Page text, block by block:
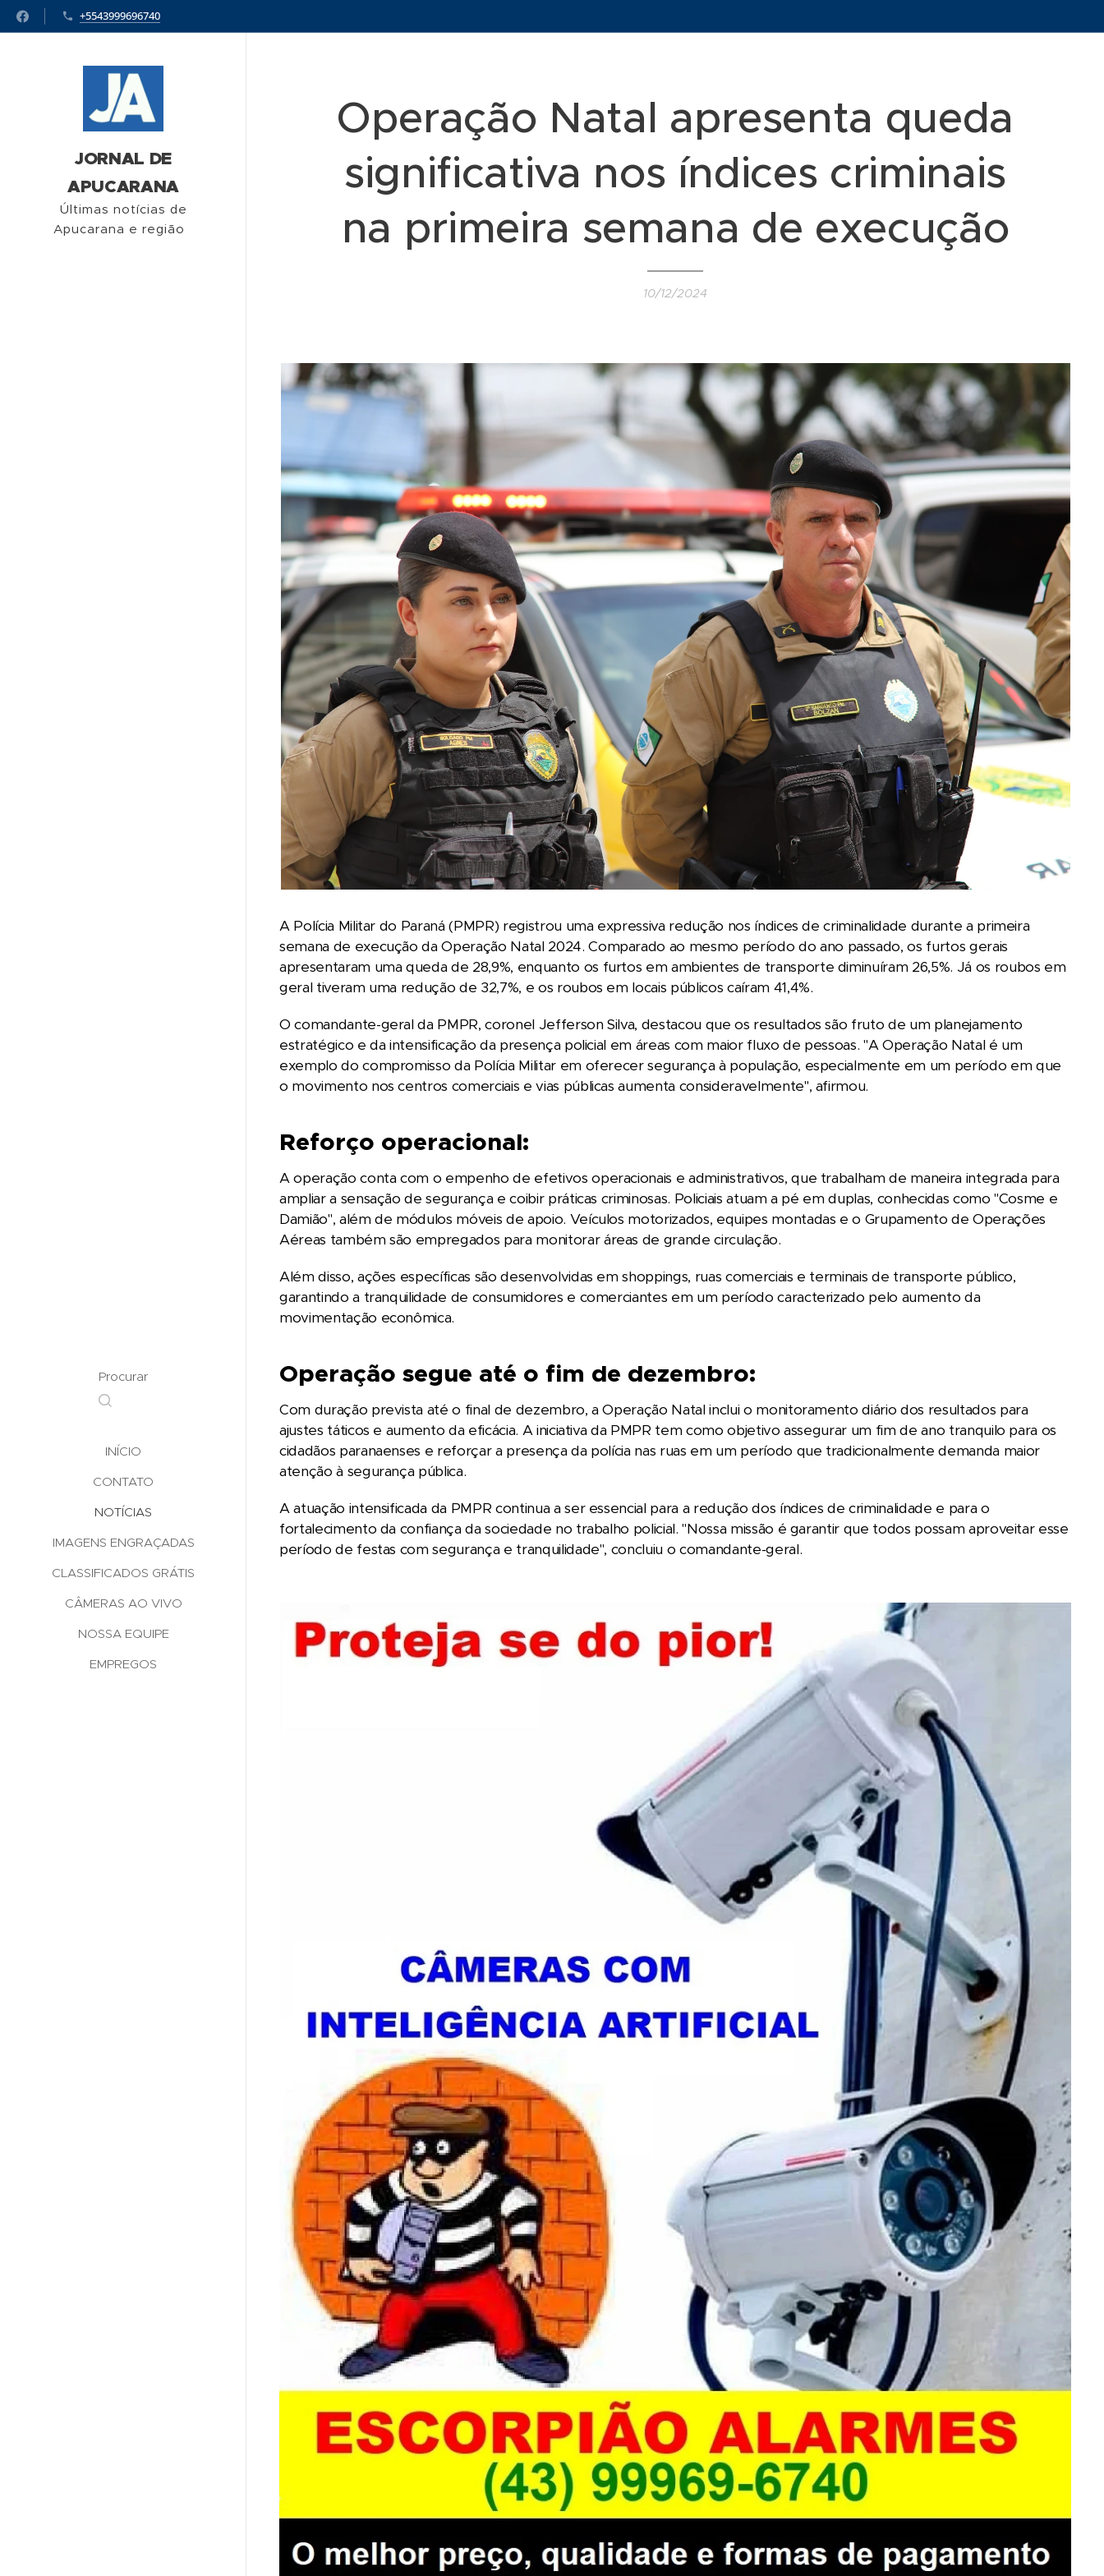
+5543999696740
JORNAL DE
APUCARANA
Últimas notícias de
Apucarana e região
Procurar
INÍCIO
CONTATO
NOTÍCIAS
IMAGENS ENGRAÇADAS
CLASSIFICADOS GRÁTIS
CÂMERAS AO VIVO
NOSSA EQUIPE
EMPREGOS
Operação Natal apresenta queda
significativa nos índices criminais
na primeira semana de execução
10/12/2024
A Polícia Militar do Paraná (PMPR) registrou uma expressiva redução nos índices de criminalidade durante a primeira
semana de execução da Operação Natal 2024. Comparado ao mesmo período do ano passado, os furtos gerais
apresentaram uma queda de 28,9%, enquanto os furtos em ambientes de transporte diminuíram 26,5%. Já os roubos em
geral tiveram uma redução de 32,7%, e os roubos em locais públicos caíram 41,4%.
O comandante-geral da PMPR, coronel Jefferson Silva, destacou que os resultados são fruto de um planejamento
estratégico e da intensificação da presença policial em áreas com maior fluxo de pessoas. "A Operação Natal é um
exemplo do compromisso da Polícia Militar em oferecer segurança à população, especialmente em um período em que
o movimento nos centros comerciais e vias públicas aumenta consideravelmente", afirmou.
Reforço operacional:
A operação conta com o empenho de efetivos operacionais e administrativos, que trabalham de maneira integrada para
ampliar a sensação de segurança e coibir práticas criminosas. Policiais atuam a pé em duplas, conhecidas como "Cosme e
Damião", além de módulos móveis de apoio. Veículos motorizados, equipes montadas e o Grupamento de Operações
Aéreas também são empregados para monitorar áreas de grande circulação.
Além disso, ações específicas são desenvolvidas em shoppings, ruas comerciais e terminais de transporte público,
garantindo a tranquilidade de consumidores e comerciantes em um período caracterizado pelo aumento da
movimentação econômica.
Operação segue até o fim de dezembro:
Com duração prevista até o final de dezembro, a Operação Natal inclui o monitoramento diário dos resultados para
ajustes táticos e aumento da eficácia. A iniciativa da PMPR tem como objetivo assegurar um fim de ano tranquilo para os
cidadãos paranaenses e reforçar a presença da polícia nas ruas em um período que tradicionalmente demanda maior
atenção à segurança pública.
A atuação intensificada da PMPR continua a ser essencial para a redução dos índices de criminalidade e para o
fortalecimento da confiança da sociedade no trabalho policial. "Nossa missão é garantir que todos possam aproveitar esse
período de festas com segurança e tranquilidade", concluiu o comandante-geral.